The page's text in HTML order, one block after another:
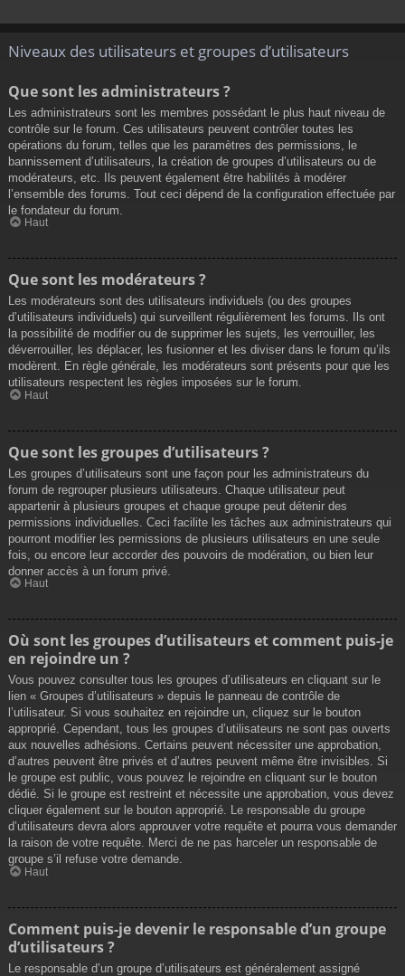
Niveaux des utilisateurs et groupes d’utilisateurs
Que sont les administrateurs ?
Les administrateurs sont les membres possédant le plus haut niveau de
contrôle sur le forum. Ces utilisateurs peuvent contrôler toutes les
opérations du forum, telles que les paramètres des permissions, le
bannissement d’utilisateurs, la création de groupes d’utilisateurs ou de
modérateurs, etc. Ils peuvent également être habilités à modérer
l’ensemble des forums. Tout ceci dépend de la configuration effectuée par
le fondateur du forum.
Haut
Que sont les modérateurs ?
Les modérateurs sont des utilisateurs individuels (ou des groupes
d’utilisateurs individuels) qui surveillent régulièrement les forums. Ils ont
la possibilité de modifier ou de supprimer les sujets, les verrouiller, les
déverrouiller, les déplacer, les fusionner et les diviser dans le forum qu’ils
modèrent. En règle générale, les modérateurs sont présents pour que les
utilisateurs respectent les règles imposées sur le forum.
Haut
Que sont les groupes d’utilisateurs ?
Les groupes d’utilisateurs sont une façon pour les administrateurs du
forum de regrouper plusieurs utilisateurs. Chaque utilisateur peut
appartenir à plusieurs groupes et chaque groupe peut détenir des
permissions individuelles. Ceci facilite les tâches aux administrateurs qui
pourront modifier les permissions de plusieurs utilisateurs en une seule
fois, ou encore leur accorder des pouvoirs de modération, ou bien leur
donner accès à un forum privé.
Haut
Où sont les groupes d’utilisateurs et comment puis-je
en rejoindre un ?
Vous pouvez consulter tous les groupes d’utilisateurs en cliquant sur le
lien « Groupes d’utilisateurs » depuis le panneau de contrôle de
l’utilisateur. Si vous souhaitez en rejoindre un, cliquez sur le bouton
approprié. Cependant, tous les groupes d’utilisateurs ne sont pas ouverts
aux nouvelles adhésions. Certains peuvent nécessiter une approbation,
d’autres peuvent être privés et d’autres peuvent même être invisibles. Si
le groupe est public, vous pouvez le rejoindre en cliquant sur le bouton
dédié. Si le groupe est restreint et nécessite une approbation, vous devez
cliquer également sur le bouton approprié. Le responsable du groupe
d’utilisateurs devra alors approuver votre requête et pourra vous demander
la raison de votre requête. Merci de ne pas harceler un responsable de
groupe s’il refuse votre demande.
Haut
Comment puis-je devenir le responsable d’un groupe
d’utilisateurs ?
Le responsable d’un groupe d’utilisateurs est généralement assigné